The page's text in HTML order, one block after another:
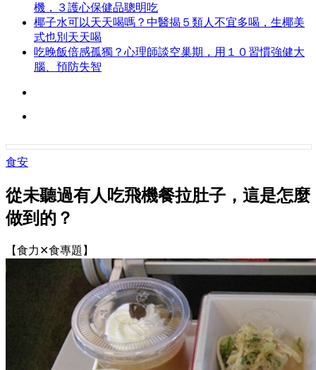
機，３護心保健品聰明吃
椰子水可以天天喝嗎？中醫揭５類人不宜多喝，生椰美
式也別天天喝
吃晚飯倍感孤獨？心理師談空巢期，用１０習慣強健大
腦、預防失智
食安
從未聽過有人吃飛機餐拉肚子，這是怎麼
做到的？
【食力✕食專題】